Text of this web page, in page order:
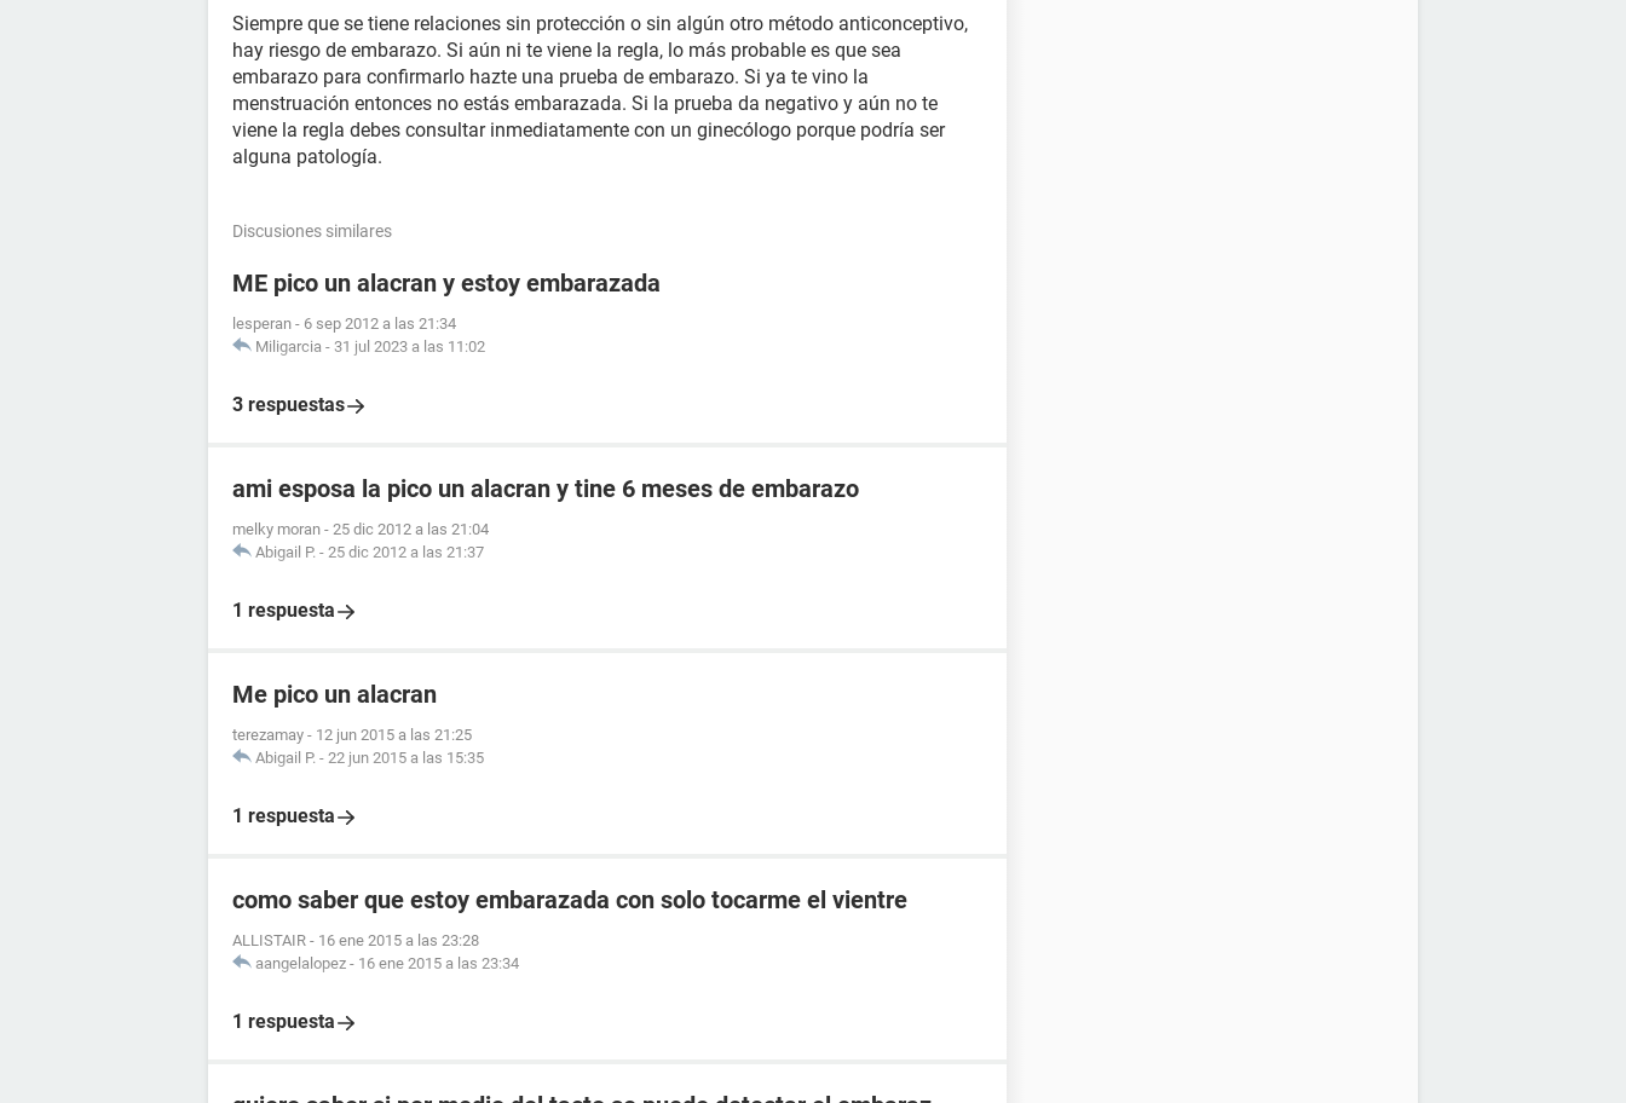
Siempre que se tiene relaciones sin protección o sin algún otro método anticonceptivo,
hay riesgo de embarazo. Si aún ni te viene la regla, lo más probable es que sea
embarazo para confirmarlo hazte una prueba de embarazo. Si ya te vino la
menstruación entonces no estás embarazada. Si la prueba da negativo y aún no te
viene la regla debes consultar inmediatamente con un ginecólogo porque podría ser
alguna patología.
Discusiones similares
ME pico un alacran y estoy embarazada
lesperan - 6 sep 2012 a las 21:34
Miligarcia - 31 jul 2023 a las 11:02
3 respuestas
ami esposa la pico un alacran y tine 6 meses de embarazo
melky moran - 25 dic 2012 a las 21:04
Abigail P. - 25 dic 2012 a las 21:37
1 respuesta
Me pico un alacran
terezamay - 12 jun 2015 a las 21:25
Abigail P. - 22 jun 2015 a las 15:35
1 respuesta
como saber que estoy embarazada con solo tocarme el vientre
ALLISTAIR - 16 ene 2015 a las 23:28
aangelalopez - 16 ene 2015 a las 23:34
1 respuesta